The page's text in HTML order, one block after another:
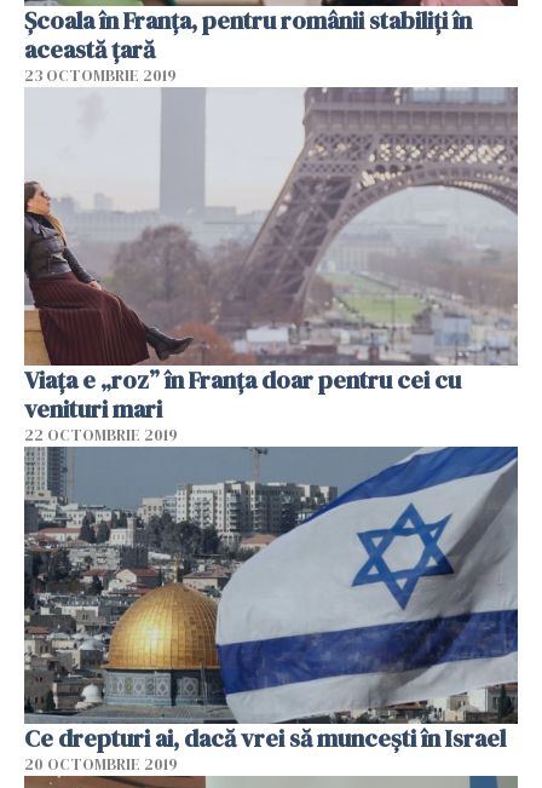
Școala în Franța, pentru românii stabiliți în
această țară
23 OCTOMBRIE 2019
Viața e „roz” în Franța doar pentru cei cu
venituri mari
22 OCTOMBRIE 2019
Ce drepturi ai, dacă vrei să muncești în Israel
20 OCTOMBRIE 2019